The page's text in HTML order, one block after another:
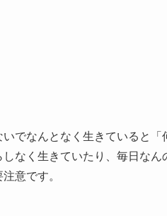
でなんとなく生きていると「
なく生きていたり、毎日なん
意です。